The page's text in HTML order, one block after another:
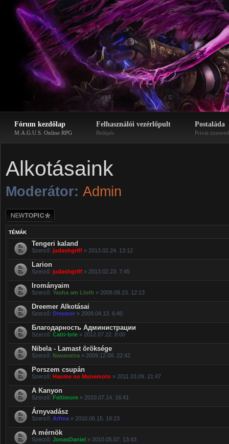
Fórum kezdőlap
M.A.G.U.S. Online RPG
Felhasználói vezérlőpult
Belépés
Postaláda
Privát
Alkotásaink
Moderátor: Admin
Új téma nyitása
TÉMÁK
Tengeri kaland
Szerző: judashgriff » 2013.02.24. 13:12
Larion
Szerző: judashgriff » 2013.02.23. 7:45
Irományaim
Szerző: Yasha am Lloth » 2008.09.23. 12:13
Dreemer Alkotásai
Szerző: Dreemer » 2009.04.13. 6:40
Благодарность Администрации
Szerző: Catti-brie » 2012.07.22. 8:00
Nibela - Lamast öröksége
Szerző: Navaratna » 2009.12.08. 22:42
Porszem csupán
Szerző: Haome no Munemoto » 2011.03.09. 21:47
A Kanyon
Szerző: Feltimore » 2010.07.14. 16:41
Árnyvadász
Szerző: Arfma » 2010.06.15. 19:23
A mérnök
Szerző: JonasDaniel » 2010.05.07. 13:43